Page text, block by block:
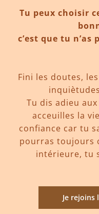
Tu peux choisir
c’est que tu
Fini les doutes,
Tu dis adieu
acceuilles la
confiance car tu
pourras toujours
intérieure, tu
Je rejoins